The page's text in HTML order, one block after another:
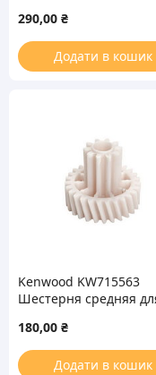
290,00 ₴
Додати в кошик
Kenwood KW715563
Шестерня средняя
180,00 ₴
Додати в кошик